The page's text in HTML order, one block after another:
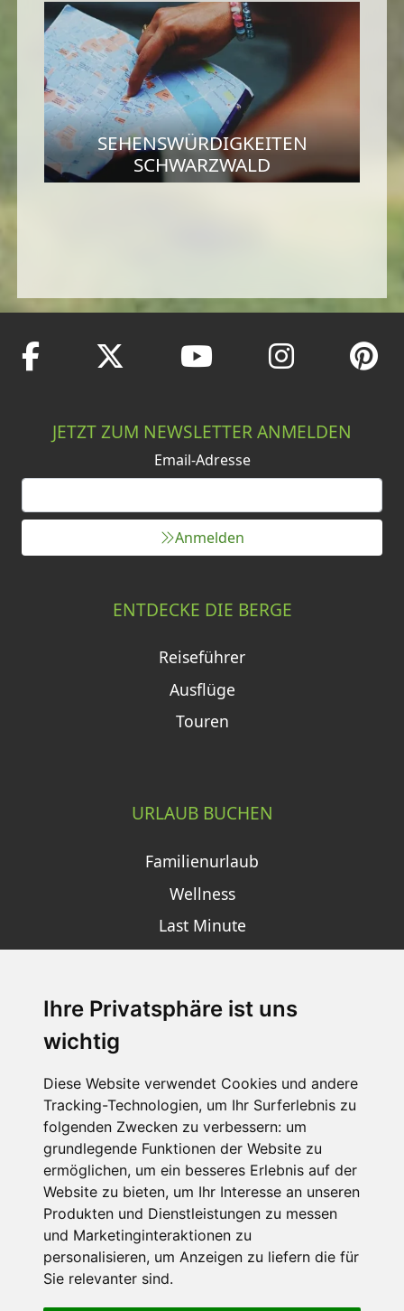
Ihre Privatsphäre ist uns
wichtig
Diese Website verwendet Cookies und andere
Tracking-Technologien, um Ihr Surferlebnis zu
folgenden Zwecken zu verbessern: um
grundlegende Funktionen der Website zu
ermöglichen, um ein besseres Erlebnis auf der
Website zu bieten, um Ihr Interesse an unseren
Produkten und Dienstleistungen zu messen
und Marketinginteraktionen zu
personalisieren, um Anzeigen zu liefern die für
Sie relevanter sind.
SEHENSWÜRDIGKEITEN
SCHWARZWALD
JETZT ZUM NEWSLETTER ANMELDEN
Email-Adresse
Anmelden
ENTDECKE DIE BERGE
Reiseführer
Ausflüge
Touren
URLAUB BUCHEN
Familienurlaub
Wellness
Last Minute
SCHNEEHÖHEN SKI APP
Die Schneehoehen Ski APP für iOS und Android - Ein
Muss für alle Wintersportler und Schneefreaks!
Impressum
Datenschutz
Nutzungsbedingungen